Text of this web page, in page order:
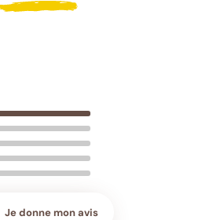
Je donne mon avis